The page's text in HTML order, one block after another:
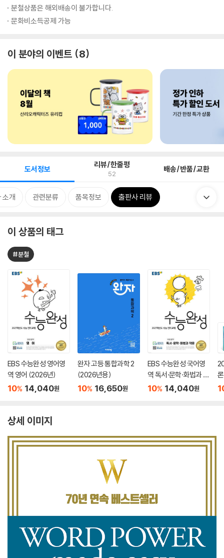
분철상품은 해외배송이 불가합니다.
문화비소득공제 가능
이 분야의 이벤트 8
도서정보 리뷰/한줄평
52 배송/반품/교환
소개 관련분류 품목정보 출판사 리뷰
이 상품의 태그
#분철
EBS 수능완성 영어영
역 영어 (2026년)
10% 14,040원
완자 고등 통합과학 2
(2026년용)
10% 16,650원
EBS 수능완성 국어영
역 독서·문학·화법과 작
문 (2026년)
10% 14,040원
(
상세 이미지